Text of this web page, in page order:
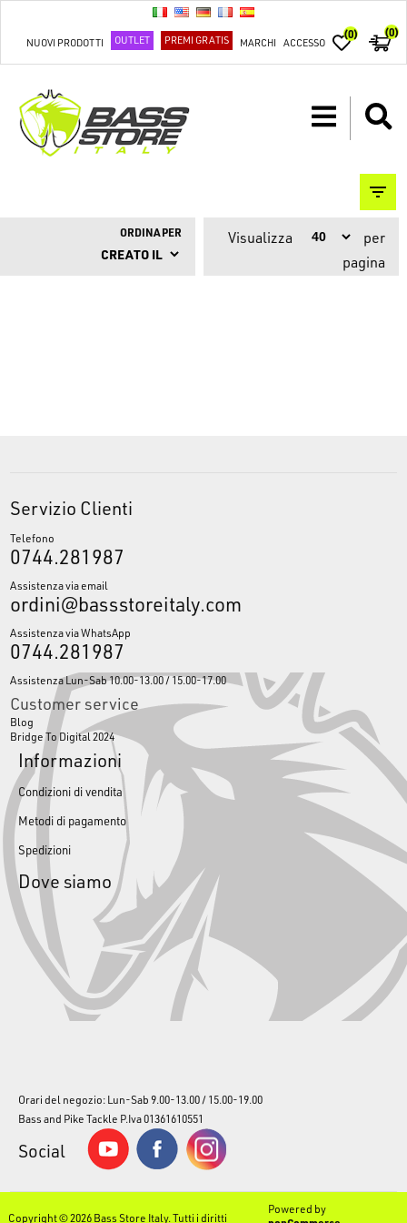
NUOVI PRODOTTI OUTLET PREMI GRATIS MARCHI ACCESSO
(0) (0)
ORDINA PER Visualizza
per
pagina
Servizio Clienti
Telefono
0744.281987
Assistenza via email
ordini@bassstoreitaly.com
Assistenza via WhatsApp
0744.281987
Assistenza Lun-Sab 10.00-13.00 / 15.00-17.00
Customer service
Blog
Bridge To Digital 2024
Informazioni
Condizioni di vendita
Metodi di pagamento
Spedizioni
Dove siamo
Orari del negozio: Lun-Sab 9.00-13.00 / 15.00-19.00
Bass and Pike Tackle P.Iva 01361610551
Social
Copyright © 2026 Bass Store Italy. Tutti i diritti
Powered by